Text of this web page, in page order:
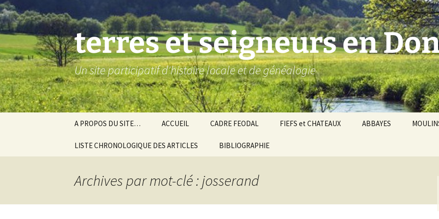
Aller
au
contenu
terres et seigneurs en
Un site participatif d'histoire locale et de généalogie
A PROPOS DU SITE… ACCUEIL CADRE FEODAL
Baronnie de Donzy
FIEFS et CHATEAUX ABBAYES
LISTE CHRONOLOGIQUE DES ARTICLES BIBLIOGRAPHIE
Archives par mot-clé : josserand